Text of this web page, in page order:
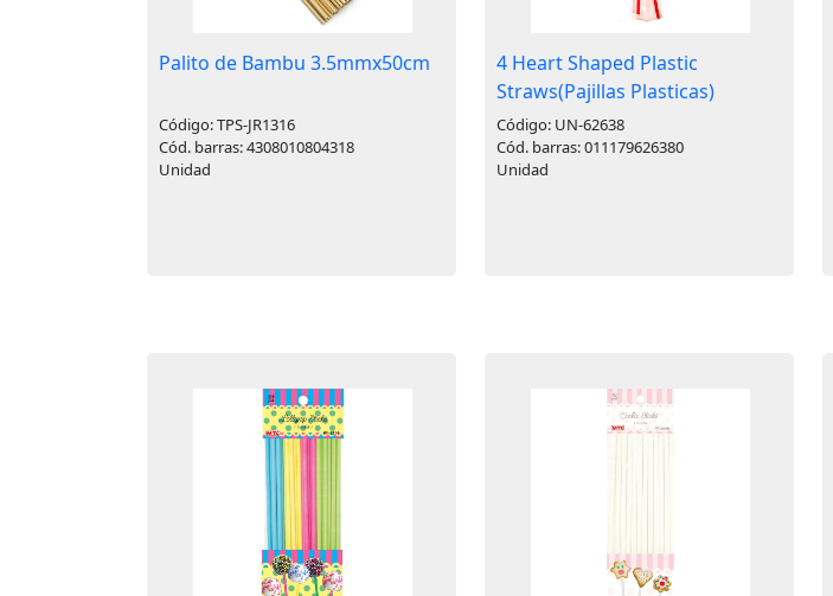
Palito de Bambu 3.5mmx50cm
Código: TPS-JR1316
Cód. barras: 4308010804318
Unidad
4 Heart Shaped Plastic
Straws(Pajillas Plasticas)
Código: UN-62638
Cód. barras: 011179626380
Unidad